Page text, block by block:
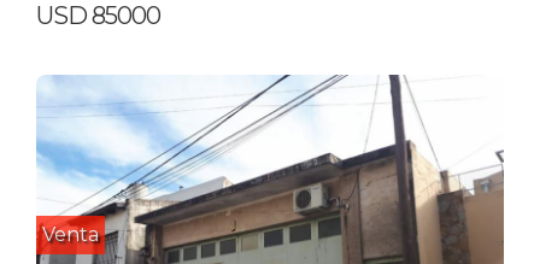
USD 85000
Venta